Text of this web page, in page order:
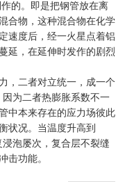
的。即是把钢管放在离
合物，这种混合物在化学
速度后，经一火星点着铝
延，在延伸时发作的剧烈
，二者对立统一，成一个
为二者热膨胀系数不一
中本来存在的应力场彼此
状况。当温度升高到
泡屡次，复合层不裂缝
击功能。